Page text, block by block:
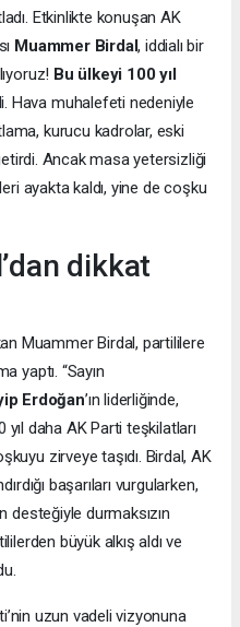
Etkinlikte konuşan AK
Muammer Birdal, iddialı bir
Bu ülkeyi 100 yıl
Hava muhalefeti nedeniyle
kurucu kadrolar, eski
Ancak masa yetersizliği
ayakta kaldı, yine de coşku
dikkat
Muammer Birdal, partililere
yaptı. “Sayın
Erdoğan’ın liderliğinde,
yıl daha AK Parti teşkilatları
zirveye taşıdı. Birdal, AK
başarıları vurgularken,
desteğiyle durmaksızın
büyük alkış aldı ve
uzun vadeli vizyonuna